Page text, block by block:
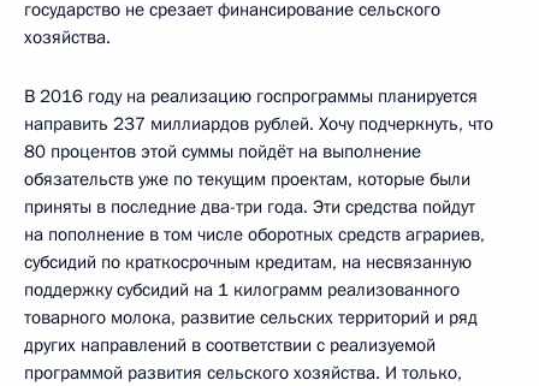
государство не срезает финансирование сельского
хозяйства.
В 2016 году на реализацию госпрограммы планируется
направить 237 миллиардов рублей. Хочу подчеркнуть, что
80 процентов этой суммы пойдёт на выполнение
обязательств уже по текущим проектам, которые были
приняты в последние два-три года. Эти средства пойдут
на пополнение в том числе оборотных средств аграриев,
субсидий по краткосрочным кредитам, на несвязанную
поддержку субсидий на 1 килограмм реализованного
товарного молока, развитие сельских территорий и ряд
других направлений в соответствии с реализуемой
программой развития сельского хозяйства. И только,